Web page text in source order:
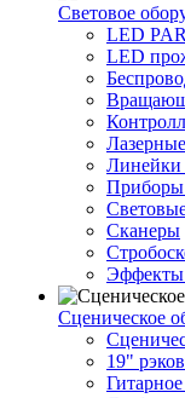
Световое
LED
LED
Приборы
Сканеры
Сценическое
19"